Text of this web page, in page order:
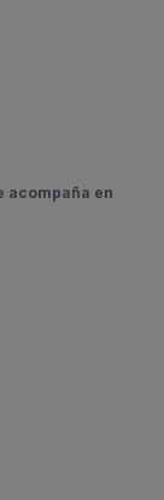
acompaña en